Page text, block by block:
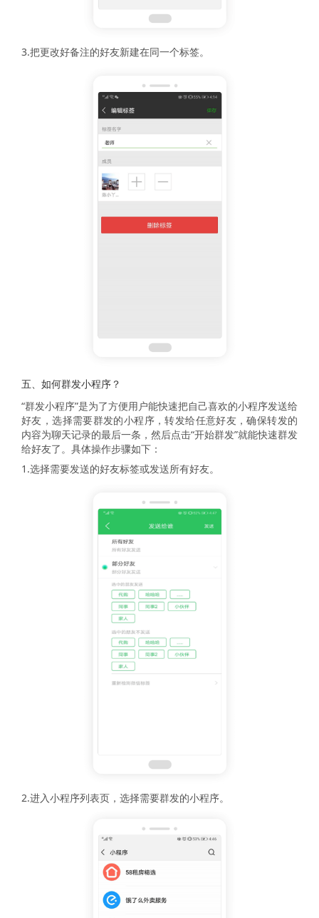
3.把更改好备注的好友新建在同一个标签。
五、如何群发小程序？
“群发小程序”是为了方便用户能快速把自己喜欢的小程序发送给
好友，选择需要群发的小程序，转发给任意好友，确保转发的
内容为聊天记录的最后一条，然后点击“开始群发”就能快速群发
给好友了。具体操作步骤如下：
1.选择需要发送的好友标签或发送所有好友。
2.进入小程序列表页，选择需要群发的小程序。